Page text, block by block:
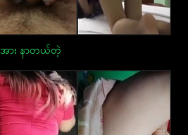
အား နာတယ်တဲ့